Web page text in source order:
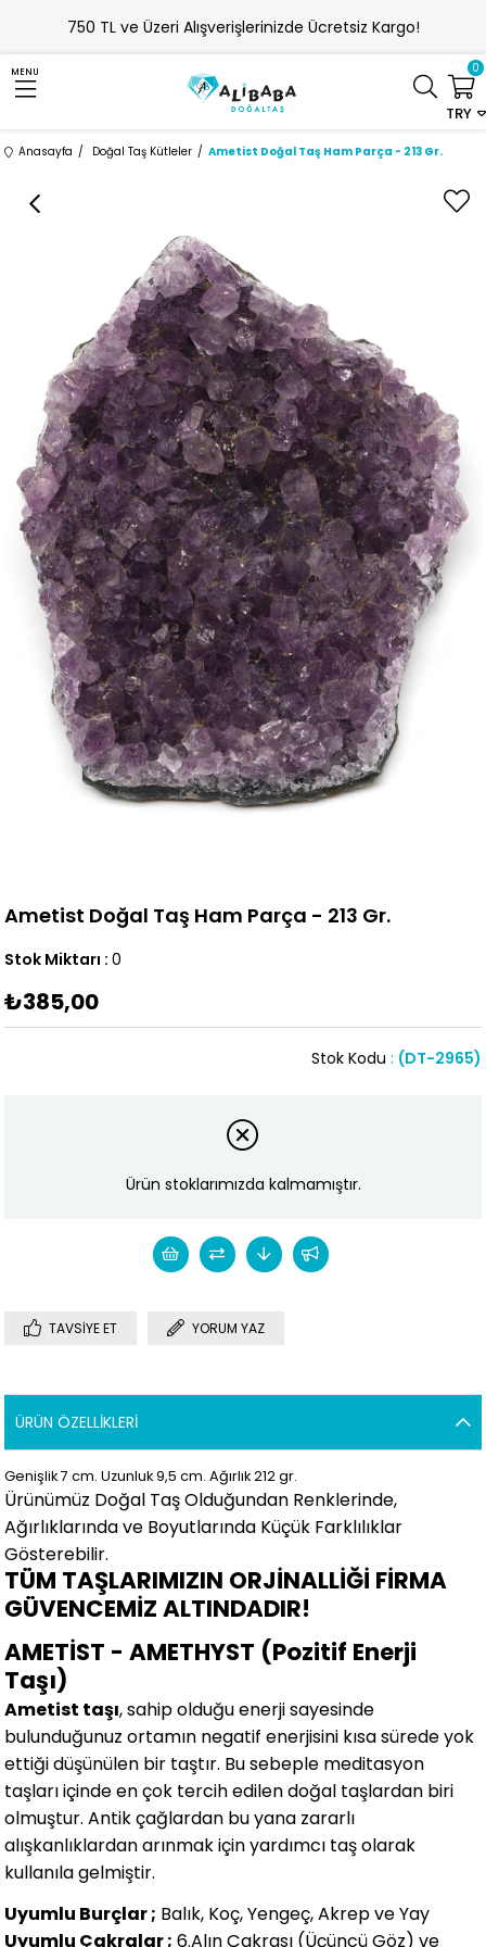
750 TL ve Üzeri Alışverişlerinizde Ücretsiz Kargo!
MENU
TRY
0
Anasayfa Doğal Taş Kütleler Ametist Doğal Taş Ham Parça - 213 Gr.
Ametist Doğal Taş Ham Parça - 213 Gr.
Stok Miktarı : 0
₺385,00
(DT-2965)
Stok Kodu
Ürün stoklarımızda kalmamıştır.
TAVSIYE ET YORUM YAZ
ÜRÜN ÖZELLIKLERI
Genişlik 7 cm.Uzunluk 9,5 cm.Ağırlık 212 gr.
Ürünümüz Doğal Taş Olduğundan Renklerinde,
Ağırlıklarında ve Boyutlarında Küçük Farklılıklar
Gösterebilir.
TÜM TAŞLARIMIZIN ORJİNALLİĞİ FİRMA
GÜVENCEMİZ ALTINDADIR!
AMETİST - AMETHYST (Pozitif Enerji
Taşı)
Ametist taşı, sahip olduğu enerji sayesinde
bulunduğunuz ortamın negatif enerjisini kısa sürede yok
ettiği düşünülen bir taştır. Bu sebeple meditasyon
taşları içinde en çok tercih edilen doğal taşlardan biri
olmuştur. Antik çağlardan bu yana zararlı
alışkanlıklardan arınmak için yardımcı taş olarak
kullanıla gelmiştir.
Uyumlu Burçlar ; Balık, Koç, Yengeç, Akrep ve Yay
Uyumlu Çakralar ; 6.Alın Çakrası (Üçüncü Göz) ve